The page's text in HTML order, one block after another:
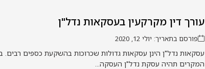
עורך דין מקרקעין בעסקאות נדל"ן
פורסם בתאריך: יולי 12, 2020
עסקאות נדל"ן הינן עסקאות גדולות שכרוכות בהשקעת כספים רבים.
המקרים תהיה עסקת נדל"ן העסקה...